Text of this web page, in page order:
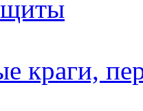
краги,